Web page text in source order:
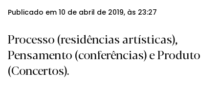
Publicado em 10 de abril de 2019, às 23:27
Processo (residências artísticas),
Pensamento (conferências) e Produto
(Concertos).